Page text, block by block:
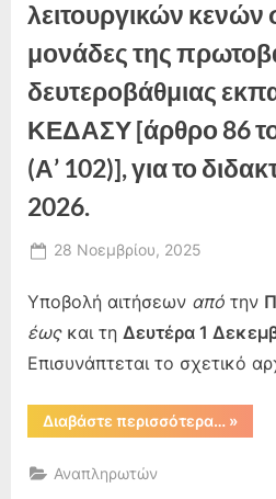
θέσεις
και
και
λειτουργικών κενών
μονάδες της
δευτεροβάθμιας
ΚΕΔΑΣΥ [άρθρο 86
(Α’ 102)], για το
2026.
Posted
28 Νοεμβρίου, 2025
Υποβολή αιτήσεων από την
έωςκαι τη Δευτέρα 1
Επισυνάπτεται το σχετικό
Διαβάστε περισσότερα… “Ειδική
»
Αναπληρωτών